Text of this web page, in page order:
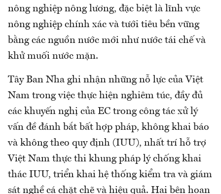
nông nghiệp nông lương, đặc biệt là lĩnh vực
nông nghiệp chính xác và tưới tiêu bền vững
bằng các nguồn nước mới như nước tái chế và
khử muối nước mặn.
Tây Ban Nha ghi nhận những nỗ lực của Việt
Nam trong việc thực hiện nghiêm túc, đầy đủ
các khuyến nghị của EC trong công tác xử lý
vấn đề đánh bắt bất hợp pháp, không khai báo
và không theo quy định (IUU), nhất trí hỗ trợ
Việt Nam thực thi khung pháp lý chống khai
thác IUU, triển khai hệ thống kiểm tra và giám
sát nghề cá chặt chẽ và hiệu quả. Hai bên hoan